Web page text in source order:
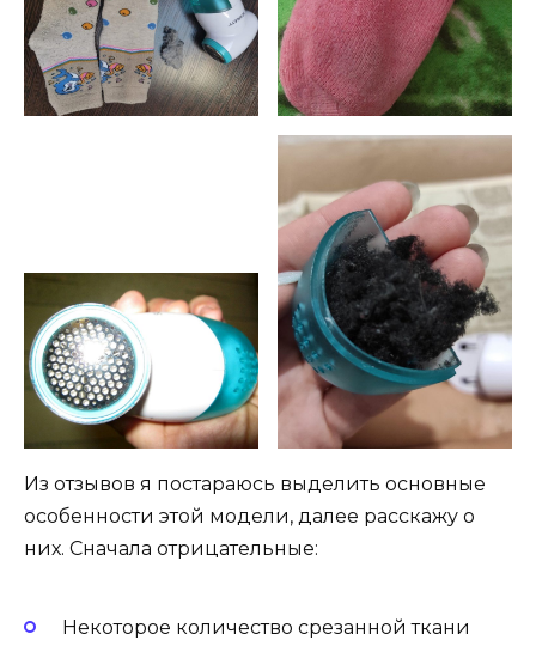
Из отзывов я постараюсь выделить основные
особенности этой модели, далее расскажу о
них. Сначала отрицательные:
Некоторое количество срезанной ткани